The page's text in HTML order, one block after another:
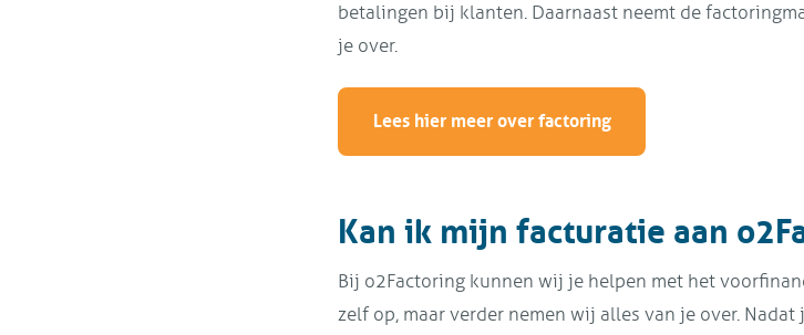
betalingen bij klanten. Daarnaast neemt de
je over.
Lees hier meer over factoring
Kan ik mijn facturatie aan
Bij o2Factoring kunnen wij je helpen met het
zelf op, maar verder nemen wij alles van je over.